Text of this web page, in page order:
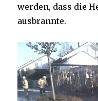
werden, dass die
ausbrannte.